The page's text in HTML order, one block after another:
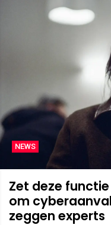
NEWS
Zet deze
om
zeggen experts